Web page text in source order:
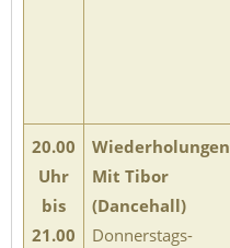
20.00
Uhr
bis
21.00
Wiederholungen
Mit Tibor
(Dancehall)
Donnerstags-